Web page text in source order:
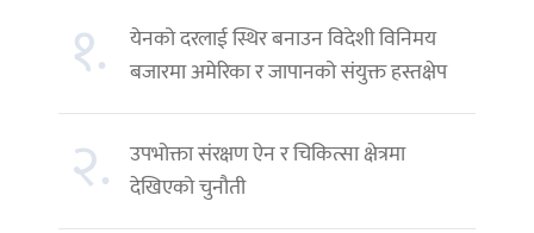
१.
येनको दरलाई स्थिर बनाउन विदेशी विनिमय
बजारमा अमेरिका र जापानको संयुक्त हस्तक्षेप
२. उपभोक्ता संरक्षण ऐन र चिकित्सा क्षेत्रमा
देखिएको चुनौती